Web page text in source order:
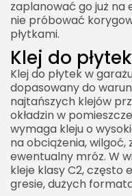
zaplanować go już na
nie próbować
płytkami.
Klej do
Klej do płytek w
dopasowany do
najtańszych klejów
okładzin w
wymaga kleju o
na obciążenia,
ewentualny mróz. W
kleje klasy C2, często
gresie, dużych